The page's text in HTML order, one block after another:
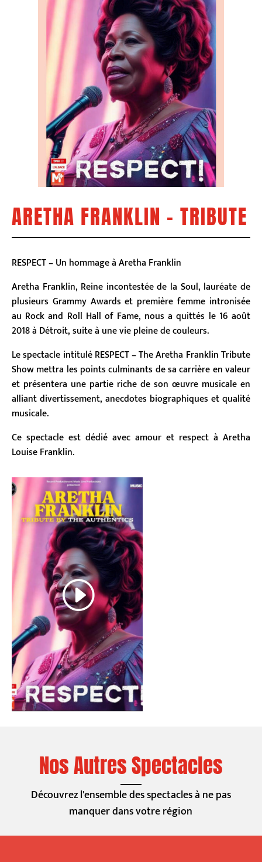
ARETHA FRANKLIN – TRIBUTE
RESPECT – Un hommage à Aretha Franklin
Aretha Franklin, Reine incontestée de la Soul, lauréate de
plusieurs Grammy Awards et première femme intronisée
au Rock and Roll Hall of Fame, nous a quittés le 16 août
2018 à Détroit, suite à une vie pleine de couleurs.
Le spectacle intitulé RESPECT – The Aretha Franklin Tribute
Show mettra les points culminants de sa carrière en valeur
et présentera une partie riche de son œuvre musicale en
alliant divertissement, anecdotes biographiques et qualité
musicale.
Ce spectacle est dédié avec amour et respect à Aretha
Louise Franklin.
Nos Autres Spectacles
Découvrez l'ensemble des spectacles à ne pas
manquer dans votre région